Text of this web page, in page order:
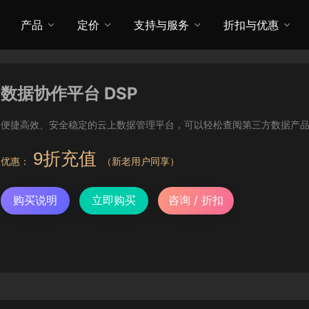
产品 定价 支持与服务 折扣与优惠
数据协作平台 DSP
便捷高效、安全稳定的云上数据管理平台，可以轻松查阅第三方数据产品
优惠： 9折充值 （新老用户同享）
购买说明 立即购买 咨询 / 折扣